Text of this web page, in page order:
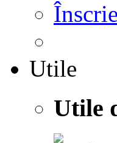
Utile
Utile